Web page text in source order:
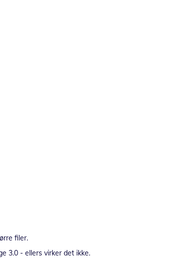
filer.
3.0 - ellers virker det ikke.